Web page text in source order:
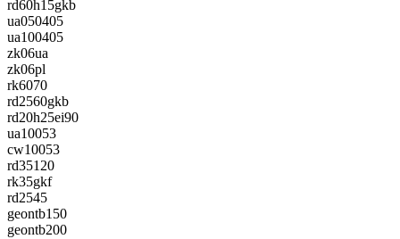
rd60h15gkb
ua050405
ua100405
zk06ua
zk06pl
rk6070
rd2560gkb
rd20h25ei90
ua10053
cw10053
rd35120
rk35gkf
rd2545
geontb150
geontb200